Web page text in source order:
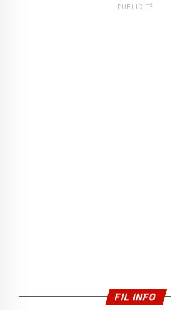
PUBLICITÉ
FIL INFO